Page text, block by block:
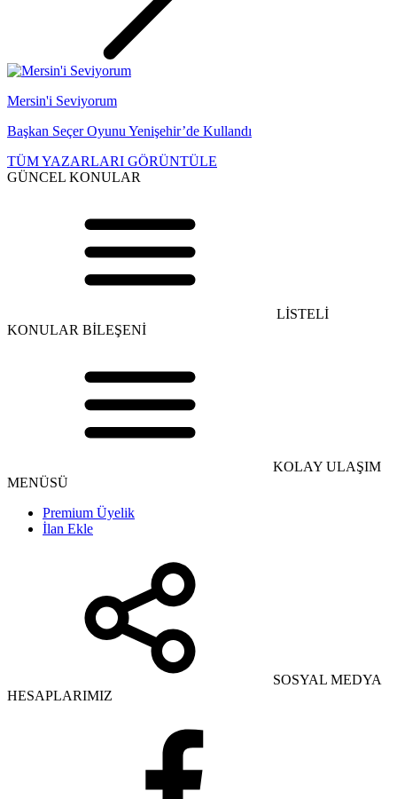
Mersin'i Seviyorum
Başkan Seçer Oyunu Yenişehir’de Kullandı
TÜM YAZARLARI GÖRÜNTÜLE
GÜNCEL KONULAR
LİSTELİ
KONULAR BİLEŞENİ
KOLAY ULAŞIM
MENÜSÜ
Premium Üyelik
İlan Ekle
SOSYAL MEDYA
HESAPLARIMIZ